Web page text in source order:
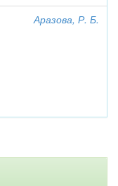
Аразова, Р. Б.